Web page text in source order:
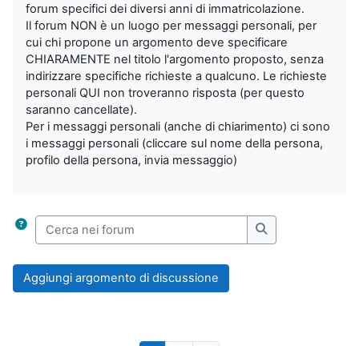
forum specifici dei diversi anni di immatricolazione.
Il forum NON è un luogo per messaggi personali, per
cui chi propone un argomento deve specificare
CHIARAMENTE nel titolo l'argomento proposto, senza
indirizzare specifiche richieste a qualcuno. Le richieste
personali QUI non troveranno risposta (per questo
saranno cancellate).
Per i messaggi personali (anche di chiarimento) ci sono
i messaggi personali (cliccare sul nome della persona,
profilo della persona, invia messaggio)
Cerca nei forum
Cerca nei forum
Aggiungi argomento di discussione